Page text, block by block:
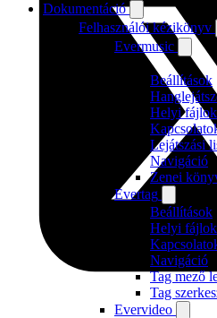
Dokumentáció
Felhasználói kézikönyv
Evermusic
Beállítások
Helyi fájlok
Lejátszási
Navigáció
Zenei
Evertag
Beállítások
Helyi fájlok
Navigáció
Tag mező
Tag
Evervideo